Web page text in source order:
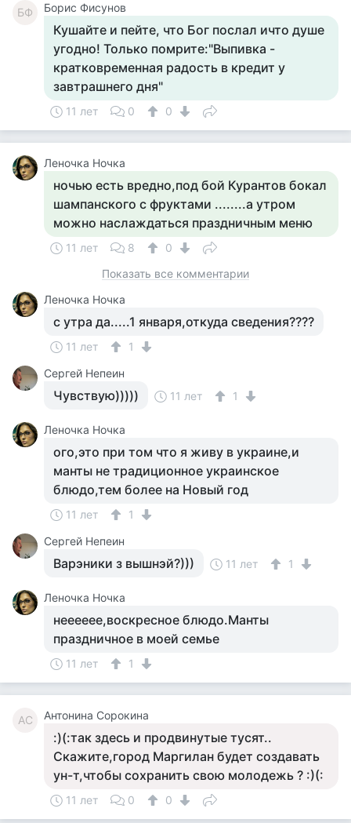
БФ Борис Фисунов
Кушайте и пейте, что Бог послал ичто душе
угодно! Только помрите:"Выпивка -
кратковременная радость в кредит у
завтрашнего дня"
11 лет 0 0
Леночка Ночка
ночью есть вредно,под бой Курантов бокал
шампанского с фруктами ........а утром
можно наслаждаться праздничным меню
11 лет 8
0
Показать все комментарии
Леночка Ночка
с утра да.....1 января,откуда сведения????
11 лет
1
Сергей Непеин
Чувствую))))) 11 лет 1
Леночка Ночка
ого,это при том что я живу в украине,и
манты не традиционное украинское
блюдо,тем более на Новый год
11 лет
1
Сергей Непеин
Варэники з вышнэй?))) 11 лет 1
Леночка Ночка
нееееее,воскресное блюдо.Манты
праздничное в моей семье
11 лет 1
АС Антонина Сорокина
:)(:так здесь и продвинутые тусят..
Скажите,город Маргилан будет создавать
ун-т,чтобы сохранить свою молодежь ? :)(:
11 лет 0 0